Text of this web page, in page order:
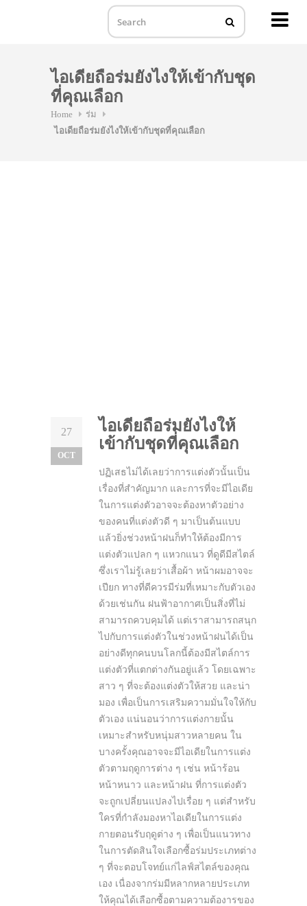
ไอเดียถือร่มยังไงให้เข้ากับชุด
ที่คุณเลือก
Home
ร่ม
ไอเดียถือร่มยังไงให้เข้ากับชุดที่คุณเลือก
27
OCT
ไอเดียถือร่มยังไงให้
เข้ากับชุดที่คุณเลือก
ปฏิเสธไม่ได้เลยว่าการแต่งตัวนั้นเป็น
เรื่องที่สำคัญมาก และการที่จะมีไอเดีย
ในการแต่งตัวอาจจะต้องหาตัวอย่าง
ของคนที่แต่งตัวดี ๆ มาเป็นต้นแบบ
แล้วยิ่งช่วงหน้าฝนก็ทำให้ต้องมีการ
แต่งตัวแปลก ๆ แหวกแนว ที่ดูดีมีสไตล์
ซึ่งเราไม่รู้เลยว่าเสื้อผ้า หน้าผมอาจจะ
เปียก ทางที่ดีควรมีร่มที่เหมาะกับตัวเอง
ด้วยเช่นกัน ฝนฟ้าอากาศเป็นสิ่งที่ไม่
สามารถควบคุมได้ แต่เราสามารถสนุก
ไปกับการแต่งตัวในช่วงหน้าฝนได้เป็น
อย่างดีทุกคนบนโลกนี้ต้องมีสไตล์การ
แต่งตัวที่แตกต่างกันอยู่แล้ว โดยเฉพาะ
สาว ๆ ที่จะต้องแต่งตัวให้สวย และน่า
มอง เพื่อเป็นการเสริมความมั่นใจให้กับ
ตัวเอง แน่นอนว่าการแต่งกายนั้น
เหมาะสำหรับหนุ่มสาวหลายคน ใน
บางครั้งคุณอาจจะมีไอเดียในการแต่ง
ตัวตามฤดูการต่าง ๆ เช่น หน้าร้อน
หน้าหนาว และหน้าฝน ที่การแต่งตัว
จะถูกเปลี่ยนแปลงไปเรื่อย ๆ แต่สำหรับ
ใครที่กำลังมองหาไอเดียในการแต่ง
กายตอนรับฤดูต่าง ๆ เพื่อเป็นแนวทาง
ในการตัดสินใจเลือกซื้อร่มประเภทต่าง
ๆ ที่จะตอบโจทย์แก่ไลฟ์สไตล์ของคุณ
เอง เนื่องจากร่มมีหลากหลายประเภท
ให้คุณได้เลือกซื้อตามความต้องารของ